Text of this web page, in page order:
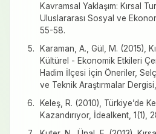
Kavramsal Yaklaşım: Kırsal
Uluslararası Sosyal ve
55-58.
Karaman, A., Gül, M. (2015),
Kültürel - Ekonomik Etkileri
Hadim İlçesi İçin Öneriler,
ve Teknik Araştırmalar
Keleş, R. (2010), Türkiye’de
Kazandırıyor, İdealkent, 1(1),